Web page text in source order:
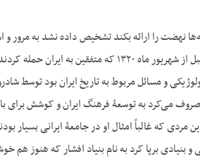
نهضت را ارائه بکند تشخیص داده نشد به مرور و
دوم یعنی قبل از شهریور ماه ۱۳۲۰
و مسائل مربوط به تاریخ ایران بود توسط
می‌کرد به توسعۀ فرهنگ ایران و کوشش برای
مردی که غالباً امثال او در جامعۀ ایرانی
و بنیادی برپا کرد به نام بنیاد افشار که هنوز